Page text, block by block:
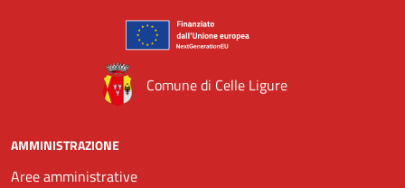
Comune di Celle Ligure
AMMINISTRAZIONE
Aree amministrative